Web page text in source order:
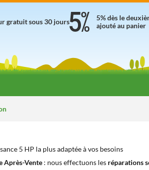
5% dès le
ajouté au panier
gratuit sous 30 jours
5 HP la plus adaptée à vos besoins
Après-Vente : nous effectuons les réparations